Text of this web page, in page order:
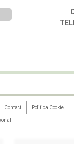
Contact Politica Cookie